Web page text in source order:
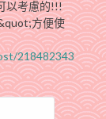
以考慮的!!!
方便使
218482343